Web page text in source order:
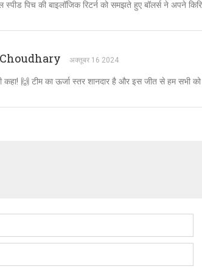
स्पीड पिच की बाइलॉजिक रिटर्न को समझते हुए बॉलर्स ने अपने
अक्तूबर 16 2024
कहा! 🙌 टीम का ऊर्जा स्तर शानदार है और इस जीत से हम सभी को